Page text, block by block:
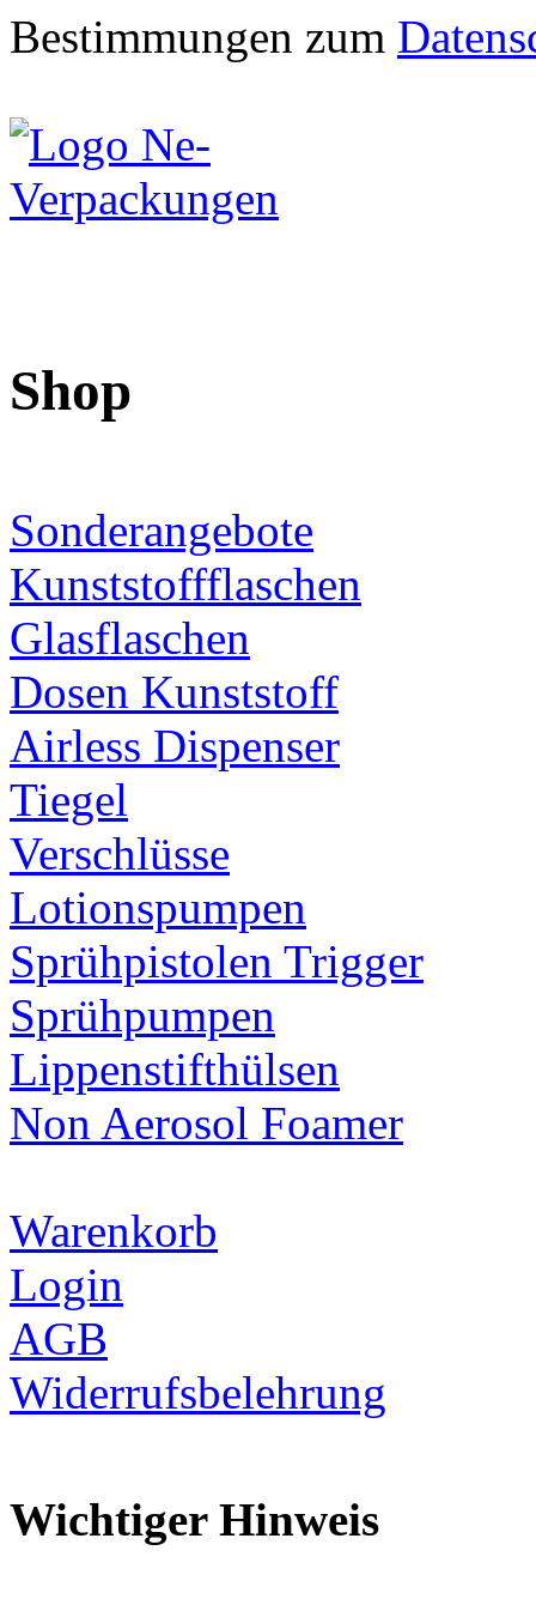
Bestimmungen zum
Shop
Sonderangebote
Kunststoffflaschen
Glasflaschen
Dosen Kunststoff
Airless Dispenser
Tiegel
Verschlüsse
Lotionspumpen
Sprühpistolen Trigger
Sprühpumpen
Lippenstifthülsen
Non Aerosol Foamer
Warenkorb
Login
AGB
Widerrufsbelehrung
Wichtiger Hinweis